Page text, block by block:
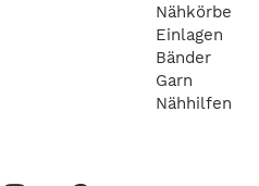
Nähkörbe
Einlagen
Bänder
Garn
Nähhilfen